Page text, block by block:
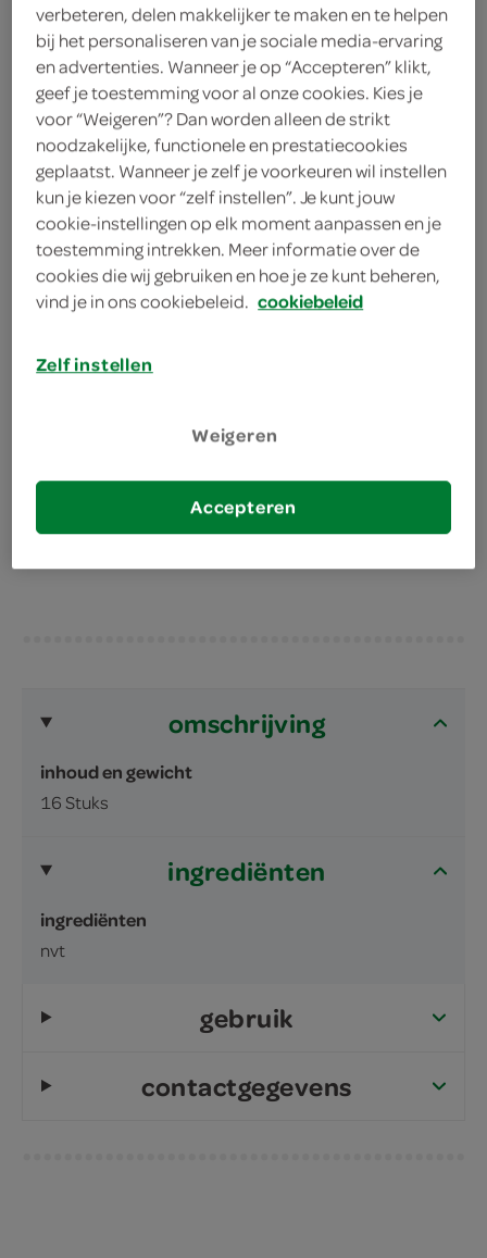
protect super
o.b.
16 Stuks
Let op: aanbiedingen zijn niet zichtbaar bij de
producten, maar worden wél automatisch
verwerkt in de winkelmand.
overdag
technologie voor een schoon en beschermd
gevoel
omschrijving
inhoud en gewicht
16 Stuks
ingrediënten
ingrediënten
nvt
gebruik
contactgegevens
verbeteren, delen makkelijker te maken en te helpen
bij het personaliseren van je sociale media-ervaring
en advertenties. Wanneer je op “Accepteren” klikt,
geef je toestemming voor al onze cookies. Kies je
voor “Weigeren”? Dan worden alleen de strikt
noodzakelijke, functionele en prestatiecookies
geplaatst. Wanneer je zelf je voorkeuren wil instellen
kun je kiezen voor “zelf instellen”. Je kunt jouw
cookie-instellingen op elk moment aanpassen en je
toestemming intrekken. Meer informatie over de
cookies die wij gebruiken en hoe je ze kunt beheren,
vind je in ons cookiebeleid. cookiebeleid
Zelf instellen
Weigeren
Accepteren